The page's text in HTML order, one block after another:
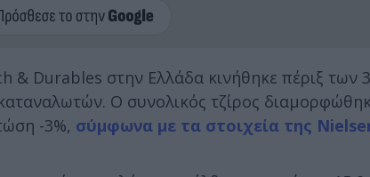
& Durables στην Ελλάδα κινήθηκε πέριξ των
Ο συνολικός τζίρος
-3%, σύμφωνα με τα στοιχεία της